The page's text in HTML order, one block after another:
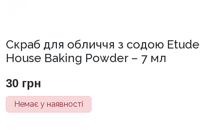
Скраб для обличчя з содою Etude
House Baking Powder – 7 мл
30 грн
Немає у наявності